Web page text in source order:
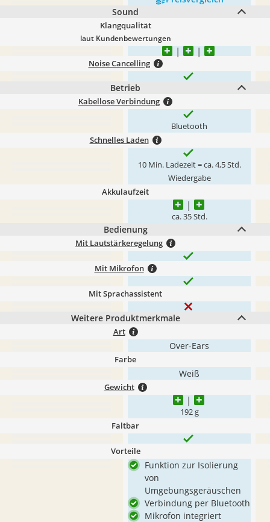
Sound
Klangqualität
laut Kundenbewertungen
Noise Cancelling
Betrieb
Kabellose Verbindung
Bluetooth
Schnelles Laden
10 Min. Ladezeit = ca. 4,5 Std.
Wiedergabe
Akkulaufzeit
ca. 35 Std.
Bedienung
Mit Lautstärkeregelung
Mit Mikrofon
Mit Sprachassistent
Weitere Produktmerkmale
Art
Over-Ears
Farbe
Weiß
Gewicht
192 g
Faltbar
Vorteile
Funktion zur Isolierung
von
Umgebungsgeräuschen
Verbindung per Bluetooth
Mikrofon integriert